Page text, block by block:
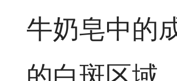
牛奶皂中的